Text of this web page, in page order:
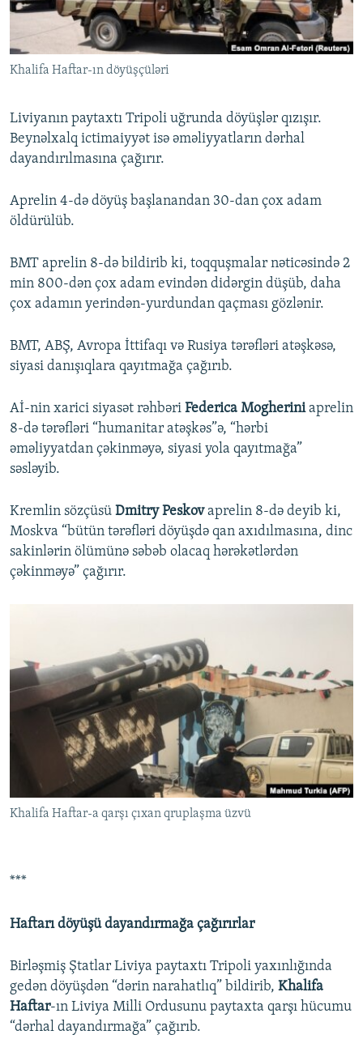
İNFOQRAFIKA
KARIKATURA
AZƏRBAYCAN ƏDƏBIYYATI KITABXANASI
İSLAM VƏ DEMOKRATIYA
İZ - MƏDƏNIYYƏT PROQRAMI
MISSIYAMIZ
PEŞƏ ETIKASI VƏ JURNALISTIKA STANDARTLARIMIZ
MATERIALLARIMIZDAN ISTIFADƏ
BIZIMLƏ ƏLAQƏ
XƏBƏR BÜLLETENLƏRIMIZ
Khalifa Haftar-ın döyüşçüləri
Liviyanın paytaxtı Tripoli uğrunda döyüşlər qızışır.
Beynəlxalq ictimaiyyət isə əməliyyatların dərhal
dayandırılmasına çağırır.
Aprelin 4-də döyüş başlanandan 30-dan çox adam
öldürülüb.
BMT aprelin 8-də bildirib ki, toqquşmalar nəticəsində 2
min 800-dən çox adam evindən didərgin düşüb, daha
çox adamın yerindən-yurdundan qaçması gözlənir.
BMT, ABŞ, Avropa İttifaqı və Rusiya tərəfləri atəşkəsə,
siyasi danışıqlara qayıtmağa çağırıb.
Aİ-nin xarici siyasət rəhbəri Federica Mogheriniaprelin
8-də tərəfləri “humanitar atəşkəs”ə, “hərbi
əməliyyatdan çəkinməyə, siyasi yola qayıtmağa”
səsləyib.
Kremlin sözçüsü Dmitry Peskovaprelin 8-də deyib ki,
Moskva “bütün tərəfləri döyüşdə qan axıdılmasına, dinc
sakinlərin ölümünə səbəb olacaq hərəkətlərdən
çəkinməyə” çağırır.
Khalifa Haftar-a qarşı çıxan qruplaşma üzvü
***
Haftarı döyüşü dayandırmağa çağırırlar
Birləşmiş Ştatlar Liviya paytaxtı Tripoli yaxınlığında
gedən döyüşdən “dərin narahatlıq” bildirib, Khalifa
Haftar-ın Liviya Milli Ordusunu paytaxta qarşı hücumu
“dərhal dayandırmağa” çağırıb.